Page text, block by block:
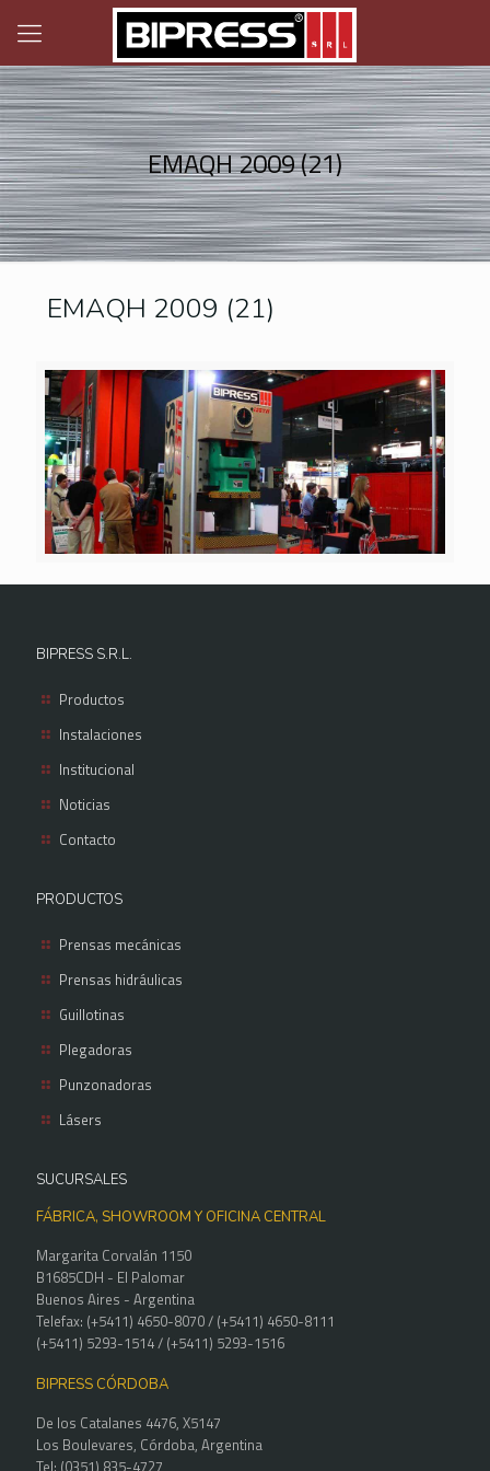
EMAQH 2009 (21)
EMAQH 2009 (21)
BIPRESS S.R.L.
Productos
Instalaciones
Institucional
Noticias
Contacto
PRODUCTOS
Prensas mecánicas
Prensas hidráulicas
Guillotinas
Plegadoras
Punzonadoras
Lásers
SUCURSALES
FÁBRICA, SHOWROOM Y OFICINA CENTRAL
Margarita Corvalán 1150
B1685CDH - El Palomar
Buenos Aires - Argentina
Telefax: (+5411) 4650-8070 / (+5411) 4650-8111
(+5411) 5293-1514 / (+5411) 5293-1516
BIPRESS CÓRDOBA
De los Catalanes 4476, X5147
Los Boulevares, Córdoba, Argentina
Tel: (0351) 835-4727